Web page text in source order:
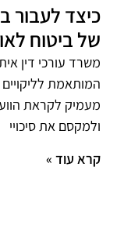
כיצד לעבור
של ביטוח
משרד עורכי דין
המותאמת
מעמיק לקראת
ולמקסם את סיכויי
קרא עוד »